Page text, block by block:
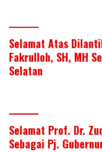
Selamat Atas
Fakrulloh, SH, MH
Selatan
Selamat Prof. Dr.
Sebagai Pj.